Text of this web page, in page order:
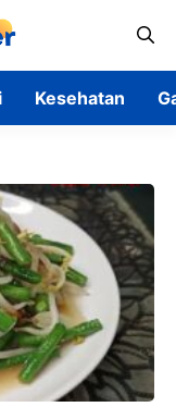
Kesehatan